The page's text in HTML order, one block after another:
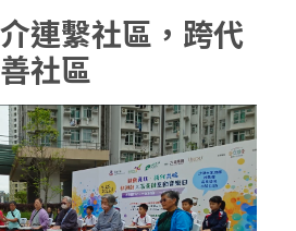
連繫社區，跨代
社區